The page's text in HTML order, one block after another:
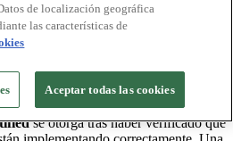
RTI
se otorga tras haber verificado que
del Masnou
de localización geográfica
las características de
Aceptar todas las cookies